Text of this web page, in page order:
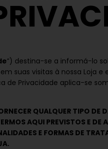
”) destina-se a informá-lo
suas visitas à nossa Loja e
de Privacidade aplica-se
QUALQUER TIPO DE
AQUI PREVISTOS E DE
E FORMAS DE